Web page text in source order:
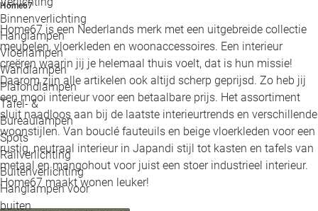
Binnenverlichting
Hanglampen
Vloerlampen
Wandlampen
Plafondlampen
Tafel- &
Bureaulampen
Spots
Railverlichting
Buitenverlichting
Hanglampen voor
buiten
Home67
Home67 is een Nederlands merk met een uitgebreide collectie
meubelen, vloerkleden en woonaccessoires. Een interieur
creëren waarin jij je helemaal thuis voelt, dat is hun missie!
Daarom zijn alle artikelen ook altijd scherp geprijsd. Zo heb jij
een mooi interieur voor een betaalbare prijs. Het assortiment
sluit naadloos aan bij de laatste interieurtrends en verschillende
woonstijlen. Van bouclé fauteuils en beige vloerkleden voor een
rustig, neutraal interieur in Japandi stijl tot kasten en tafels van
metaal en mangohout voor juist een stoer industrieel interieur.
Home67 maakt wonen leuker!